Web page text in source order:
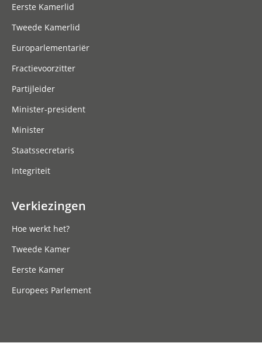
Eerste Kamerlid
Tweede Kamerlid
Europarlementariër
Fractievoorzitter
Partijleider
Minister-president
Minister
Staatssecretaris
Integriteit
Verkiezingen
Hoe werkt het?
Tweede Kamer
Eerste Kamer
Europees Parlement